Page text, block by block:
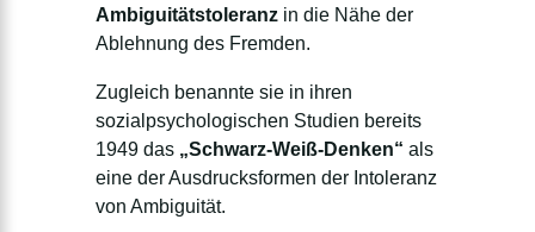
Ambiguitätstoleranz in die Nähe der
Ablehnung des Fremden.
Zugleich benannte sie in ihren
sozialpsychologischen Studien bereits
1949 das „Schwarz-Weiß-Denken“ als
eine der Ausdrucksformen der Intoleranz
von Ambiguität.